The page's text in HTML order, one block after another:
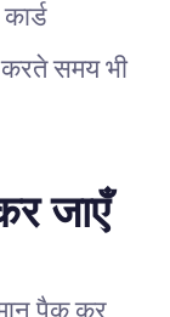
करते समय भी
जाएँ
पैक कर